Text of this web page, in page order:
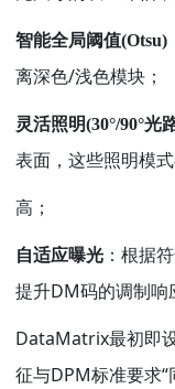
智能全局阈值(Otsu)
离深色/浅色模块；
灵活照明(30°/90°光
表面，这些照明模
高；
自适应曝光 ：根据
提升DM码的调制响
DataMatrix最初即
征与DPM标准要求“